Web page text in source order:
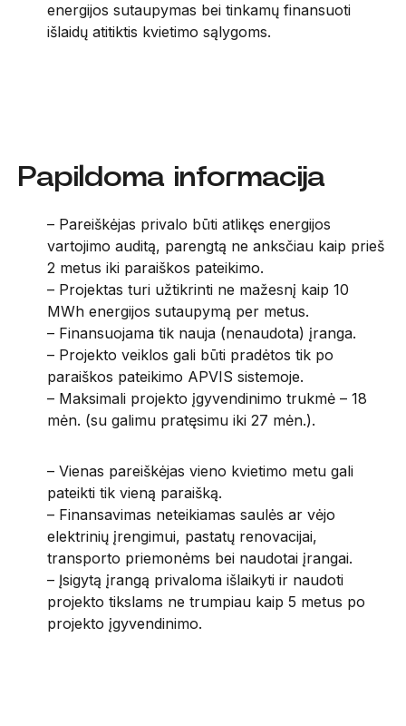
energijos sutaupymas bei tinkamų finansuoti
išlaidų atitiktis kvietimo sąlygoms.
Papildoma informacija
– Pareiškėjas privalo būti atlikęs energijos
vartojimo auditą, parengtą ne anksčiau kaip prieš
2 metus iki paraiškos pateikimo.
– Projektas turi užtikrinti ne mažesnį kaip 10
MWh energijos sutaupymą per metus.
– Finansuojama tik nauja (nenaudota) įranga.
– Projekto veiklos gali būti pradėtos tik po
paraiškos pateikimo APVIS sistemoje.
– Maksimali projekto įgyvendinimo trukmė – 18
mėn. (su galimu pratęsimu iki 27 mėn.).
– Vienas pareiškėjas vieno kvietimo metu gali
pateikti tik vieną paraišką.
– Finansavimas neteikiamas saulės ar vėjo
elektrinių įrengimui, pastatų renovacijai,
transporto priemonėms bei naudotai įrangai.
– Įsigytą įrangą privaloma išlaikyti ir naudoti
projekto tikslams ne trumpiau kaip 5 metus po
projekto įgyvendinimo.